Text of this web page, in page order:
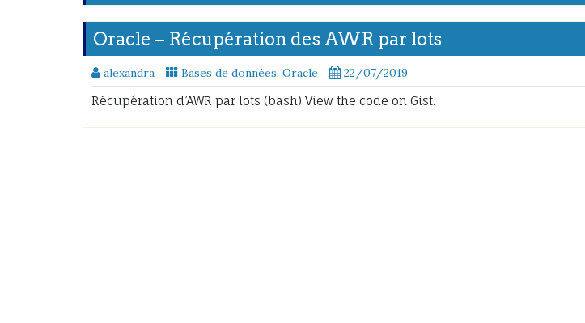
Oracle – Récupération des AWR par lots
alexandra Bases de données, Oracle 22/07/2019
Récupération d’AWR par lots (bash) View the code on Gist.